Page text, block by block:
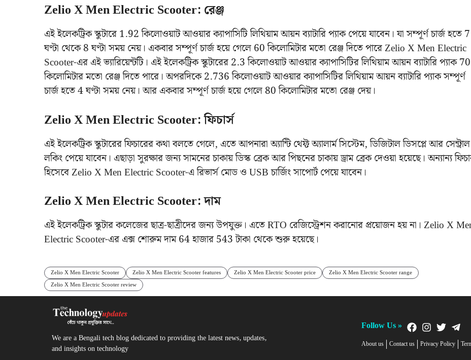
Zelio X Men Electric Scooter: রেঞ্জ
এই ইলেকট্রিক স্কুটারে 1.92 কিলোওয়াট আওয়ার ক্যাপাসিটি লিথিয়াম আয়ন ব্যাটারি প্যাক পেয়ে যাবেন। যা সম্পূর্ণ চার্জ হতে 7
ঘণ্টা থেকে 8 ঘণ্টা সময় নেয়। একবার সম্পূর্ণ চার্জ হয়ে গেলে 60 কিলোমিটার মতো রেঞ্জ দিতে পারে Zelio X Men Electric
Scooter-এর এই ভ্যারিয়েন্টটি। এই ইলেকট্রিক স্কুটারের 2.3 কিলোওয়াট আওয়ার ক্যাপাসিটির লিথিয়াম আয়ন ব্যাটারি প্যাক 70
কিলোমিটার মতো রেঞ্জ দিতে পারে। অপরদিকে 2.736 কিলোওয়াট আওয়ার ক্যাপাসিটির লিথিয়াম আয়ন ব্যাটারি প্যাক সম্পূর্ণ
চার্জ হতে 4 ঘণ্টা সময় নেয়। আর একবার সম্পূর্ণ চার্জ হয়ে গেলে 80 কিলোমিটার মতো রেঞ্জ দেয়।
Zelio X Men Electric Scooter: ফিচার্স
এই ইলেকট্রিক স্কুটারের ফিচারের কথা বলতে গেলে, এতে আপনারা অ্যান্টি থেফ্ট অ্যালার্ম সিস্টেম, ডিজিটাল ডিসপ্লে আর সেন্ট্রাল
লকিং পেয়ে যাবেন। এছাড়া সুরক্ষার জন্য সামনের চাকায় ডিস্ক ব্রেক আর পিছনের চাকায় ড্রাম ব্রেক দেওয়া হয়েছে। অন্যান্য
হিসেবে Zelio X Men Electric Scooter-এ রিভার্স মোড ও USB চার্জিং সাপোর্ট পেয়ে যাবেন।
Zelio X Men Electric Scooter: দাম
এই ইলেকট্রিক স্কুটার কলেজের ছাত্র-ছাত্রীদের জন্য উপযুক্ত। এতে RTO রেজিস্ট্রেশন করানোর প্রয়োজন হয় না। Zelio X
Electric Scooter-এর এক্স শোরুম দাম 64 হাজার 543 টাকা থেকে শুরু হয়েছে।
Zelio X Men Electric Scooter Zelio X Men Electric Scooter features Zelio X Men Electric Scooter price
Zelio X Men Electric Scooter range
Zelio X Men Electric Scooter review
We are a Bengali tech blog dedicated to providing the latest news, updates,
and insights on technology
Follow Us »
About us Contact us Privacy Policy